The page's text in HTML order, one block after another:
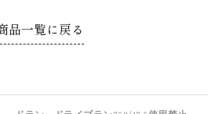
品一覧に戻る